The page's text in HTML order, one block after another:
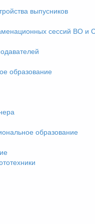
выпусников
сессий ВО и
образование
образование